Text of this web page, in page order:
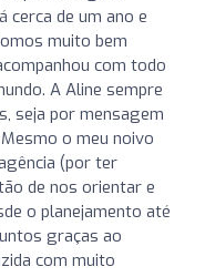
cerca de um ano e
muito bem
com todo
A Aline sempre
seja por mensagem
o meu noivo
(por ter
de nos orientar e
o planejamento até
graças ao
com muito